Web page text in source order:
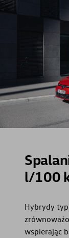
l/100
Hybrydy
wspierając